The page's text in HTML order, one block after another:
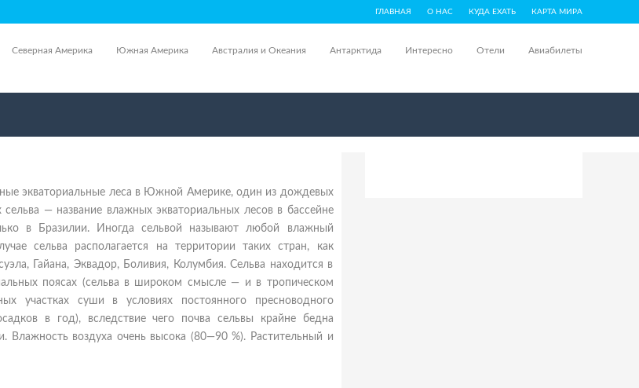
ГЛАВНАЯ О НАС КУДА ЕХАТЬ КАРТА МИРА
Северная Америка Южная Америка Австралия и Океания Антарктида Интересно Отели Авиабилеты
экваториальные леса в Южной Америке, один из дождевых
— название влажных экваториальных лесов в бассейне
в Бразилии. Иногда сельвой называют любой влажный
сельва располагается на территории таких стран, как
Гайана, Эквадор, Боливия, Колумбия. Сельва находится в
поясах (сельва в широком смысле — и в тропическом
участках суши в условиях постоянного пресноводного
в год), вследствие чего почва сельвы крайне бедна
воздуха очень высока (80—90 %). Растительный и